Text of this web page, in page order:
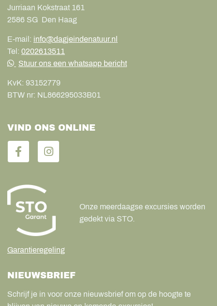
Jurriaan Kokstraat 161
2586 SG Den Haag
E-mail: info@dagjeindenatuur.nl
Tel: 0202613511
Stuur ons een whatsapp bericht
KvK: 93152779
BTW nr: NL866295033B01
VIND ONS ONLINE
Garantieregeling
Onze meerdaagse excursies worden
gedekt via STO.
NIEUWSBRIEF
Schrijf je in voor onze nieuwsbrief om op de hoogte te